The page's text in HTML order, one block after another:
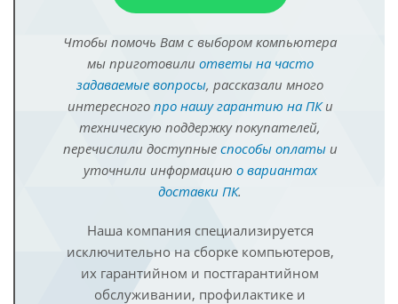
Чтобы помочь Вам с выбором компьютера
мы приготовили ответы на часто
задаваемые вопросы, рассказали много
интересного про нашу гарантию на ПКи
техническую поддержку покупателей,
перечислили доступные способы оплатыи
уточнили информацию о вариантах
доставки ПК.
Наша компания специализируется
исключительно на сборке компьютеров,
их гарантийном и постгарантийном
обслуживании, профилактике и